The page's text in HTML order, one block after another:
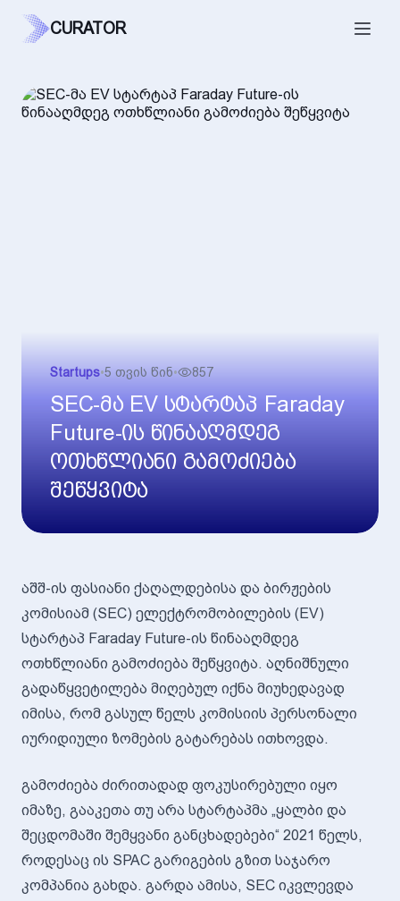
CURATOR
Startups•5 თვის წინ• 857
SEC-მა EV სტარტაპ Faraday
Future-ის წინააღმდეგ
ოთხწლიანი გამოძიება
შეწყვიტა
აშშ-ის ფასიანი ქაღალდებისა და ბირჟების
კომისიამ (SEC) ელექტრომობილების (EV)
სტარტაპ Faraday Future-ის წინააღმდეგ
ოთხწლიანი გამოძიება შეწყვიტა. აღნიშნული
გადაწყვეტილება მიღებულ იქნა მიუხედავად
იმისა, რომ გასულ წელს კომისიის პერსონალი
იურიდიული ზომების გატარებას ითხოვდა.
გამოძიება ძირითადად ფოკუსირებული იყო
იმაზე, გააკეთა თუ არა სტარტაპმა „ყალბი და
შეცდომაში შემყვანი განცხადებები“ 2021 წელს,
როდესაც ის SPAC გარიგების გზით საჯარო
კომპანია გახდა. გარდა ამისა, SEC იკვლევდა